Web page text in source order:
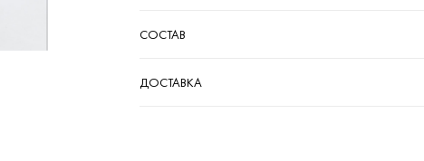
СОСТАВ
ДОСТАВКА